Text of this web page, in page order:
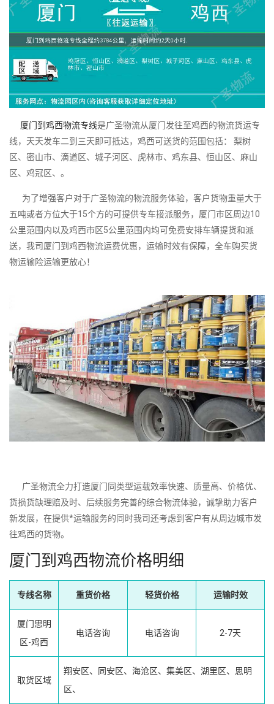
厦门到鸡西物流专线是广圣物流从厦门发往至鸡西的物流货运专
线，天天发车二到三天即可抵达，鸡西可送货的范围包括： 梨树
区、密山市、滴道区、城子河区、虎林市、鸡东县、恒山区、麻山
区、鸡冠区、。
为了增强客户对于广圣物流的物流服务体验，客户货物重量大于
五吨或者方位大于15个方的可提供专车接派服务，厦门市区周边10
公里范围内以及鸡西市区5公里范围内均可免费安排车辆提货和派
送，我司厦门到鸡西物流运费优惠，运输时效有保障，全车购买货
物运输险运输更放心！
广圣物流全力打造厦门同类型运载效率快速、质量高、价格优、
货损货缺理赔及时、后续服务完善的综合物流体验，诚挚助力客户
新发展，在提供*运输服务的同时我司还考虑到客户有从周边城市发
往鸡西的货物。
厦门到鸡西物流价格明细
专线名称 重货价格 轻货价格 运输时效
厦门思明
区-鸡西
电话咨询 电话咨询 2-7天
取货区域
翔安区、同安区、海沧区、集美区、湖里区、思明
区、